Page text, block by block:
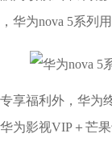
华为nova 5系列
享福利外，华为
为影视VIP＋芒